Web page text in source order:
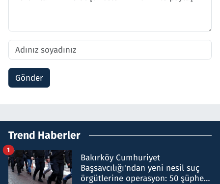
Gönder
Trend Haberler
Bakırköy Cumhuriyet
Başsavcılığı'ndan yeni nesil suç
örgütlerine operasyon: 50 şüpheli
1